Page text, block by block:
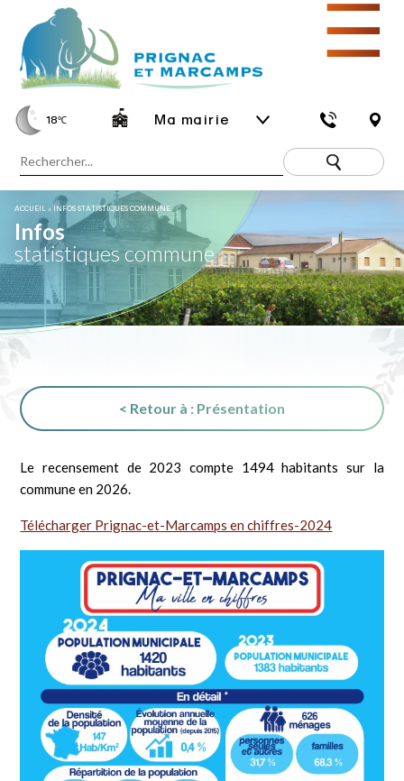
18℃ Ma mairie
☰
ACCUEIL » INFOS STATISTIQUES COMMUNE
Infos
statistiques commune
< Retour à : Présentation
Le recensement de 2023 compte 1494 habitants sur la
commune en 2026.
Télécharger Prignac-et-Marcamps en chiffres-2024